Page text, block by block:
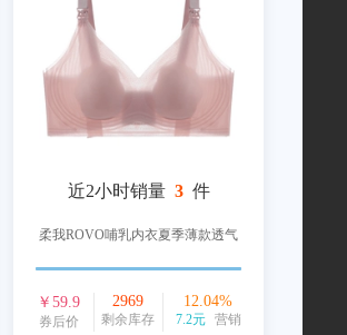
近2小时销量 3 件
柔我ROVO哺乳内衣夏季薄款透气
￥59.9
券后价
2969
剩余库存
12.04%
7.2元 营销